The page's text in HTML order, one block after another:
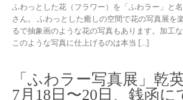
ふわっとした花（フラワー）を「ふわラー」と
さん。 ふわっとした癒しの空間で花の写真展を
るで抽象画のような花の写真もあります。加工
このような写真に仕上げるのは本当 […]
「ふわラー写真展」乾
7月18日〜20日、銭函に